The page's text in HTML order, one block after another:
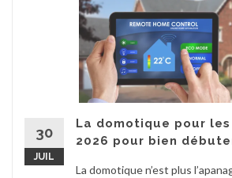
30
JUIL
La domotique pour
2026 pour bien
La domotique n’est plus